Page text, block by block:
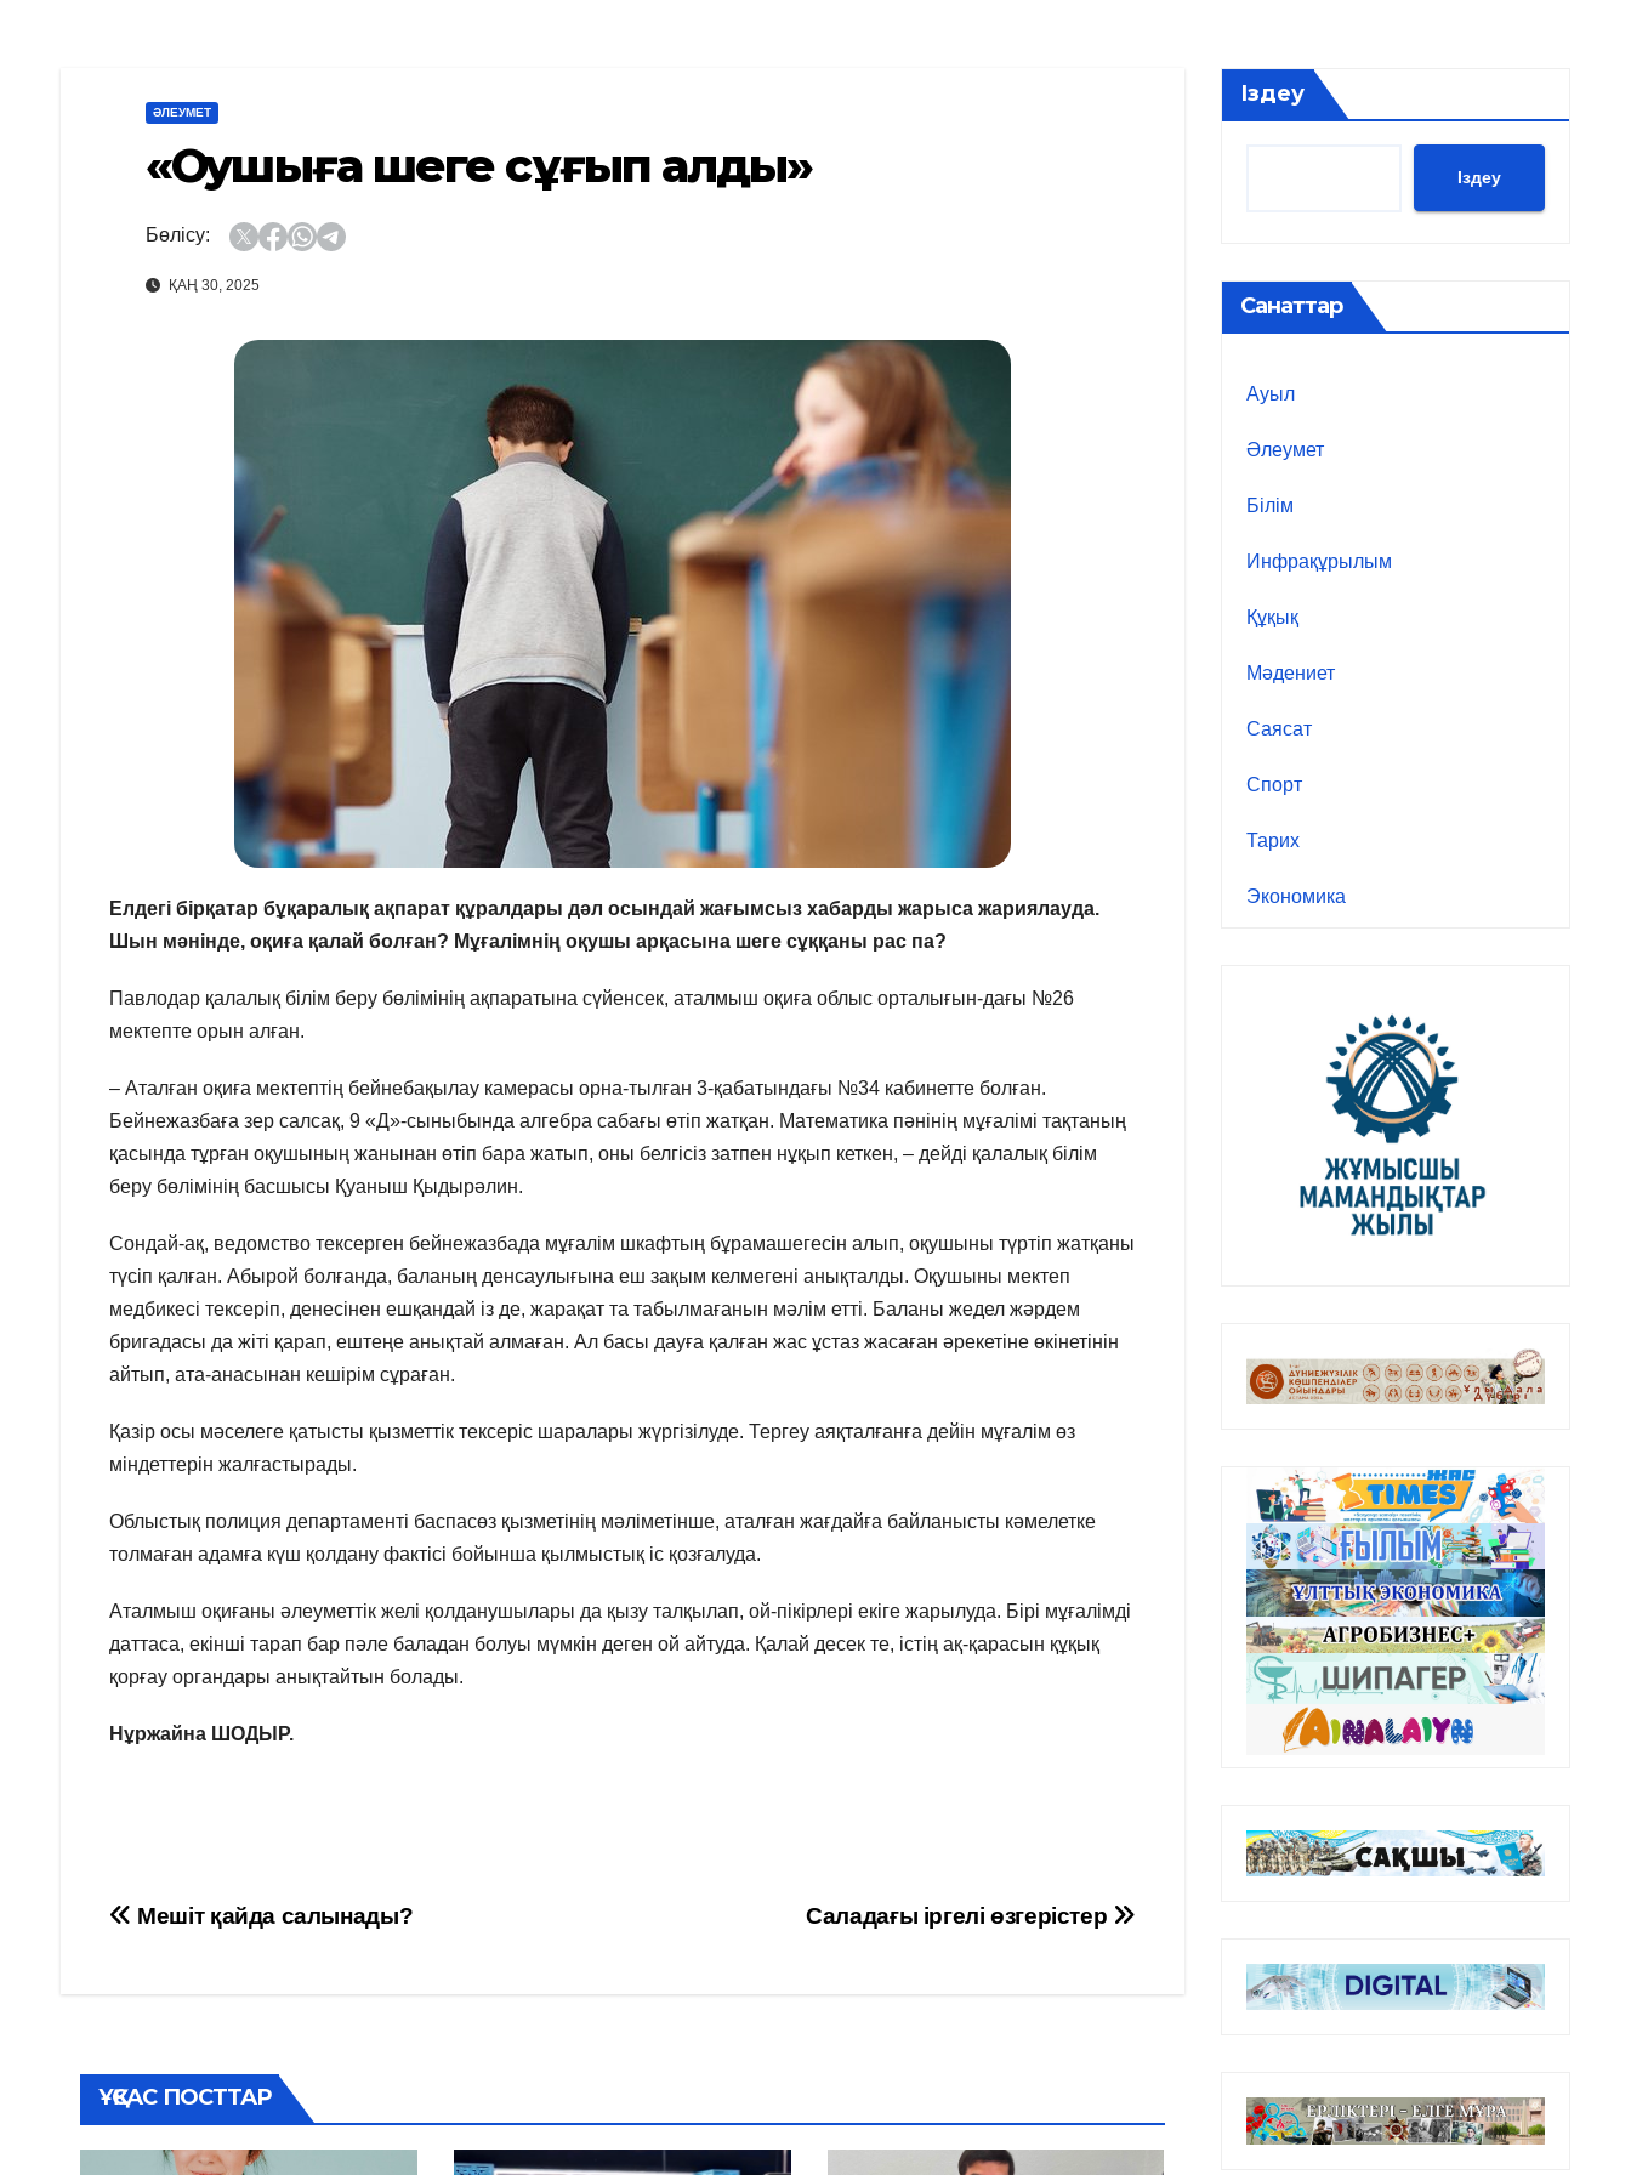
ӘЛЕУМЕТ
«Оқушыға шеге сұғып алды»
Бөлісу:
ҚАҢ 30, 2025
Елдегі бірқатар бұқаралық ақпарат құралдары дәл осындай жағымсыз хабарды жарыса жариялауда.
Шын мәнінде, оқиға қалай болған? Мұғалімнің оқушы арқасына шеге сұққаны рас па?
Павлодар қалалық білім беру бөлімінің ақпаратына сүйенсек, аталмыш оқиға облыс орталығын-дағы №26
мектепте орын алған.
– Аталған оқиға мектептің бейнебақылау камерасы орна-тылған 3-қабатындағы №34 кабинетте болған.
Бейнежазбаға зер салсақ, 9 «Д»-сыныбында алгебра сабағы өтіп жатқан. Математика пәнінің мұғалімі тақтаның
қасында тұрған оқушының жанынан өтіп бара жатып, оны белгісіз затпен нұқып кеткен, – дейді қалалық білім
беру бөлімінің басшысы Қуаныш Қыдырәлин.
Сондай-ақ, ведомство тексерген бейнежазбада мұғалім шкафтың бұрамашегесін алып, оқушыны түртіп жатқаны
түсіп қалған. Абырой болғанда, баланың денсаулығына еш зақым келмегені анықталды. Оқушыны мектеп
медбикесі тексеріп, денесінен ешқандай із де, жарақат та табылмағанын мәлім етті. Баланы жедел жәрдем
бригадасы да жіті қарап, ештеңе анықтай алмаған. Ал басы дауға қалған жас ұстаз жасаған әрекетіне өкінетінін
айтып, ата-анасынан кешірім сұраған.
Қазір осы мәселеге қатысты қызметтік тексеріс шаралары жүргізілуде. Тергеу аяқталғанға дейін мұғалім өз
міндеттерін жалғастырады.
Облыстық полиция департаменті баспасөз қызметінің мәліметінше, аталған жағдайға байланысты кәмелетке
толмаған адамға күш қолдану фактісі бойынша қылмыстық іс қозғалуда.
Аталмыш оқиғаны әлеуметтік желі қолданушылары да қызу талқылап, ой-пікірлері екіге жарылуда. Бірі мұғалімді
даттаса, екінші тарап бар пәле баладан болуы мүмкін деген ой айтуда. Қалай десек те, істің ақ-қарасын құқық
қорғау органдары анықтайтын болады.
Нұржайна ШОДЫР.
Навигация
Саладағы іргелі өзгерістер
Мешіт қайда салынады?
ҰҚСАС ПОСТТАР
Іздеу
Іздеу
Санаттар
Ауыл
Әлеумет
Білім
Инфрақұрылым
Құқық
Мәдениет
Саясат
Спорт
Тарих
Экономика